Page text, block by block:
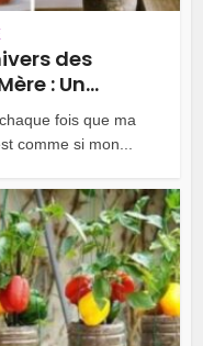
des
: Un...
fois que ma
comme si mon...